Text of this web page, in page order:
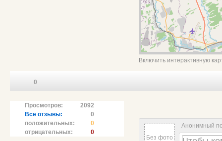
Включить интерактивную
0
Просмотров:
2092
Все отзывы:
0
положительных:
0
отрицательных:
0
Без фото
Анонимный